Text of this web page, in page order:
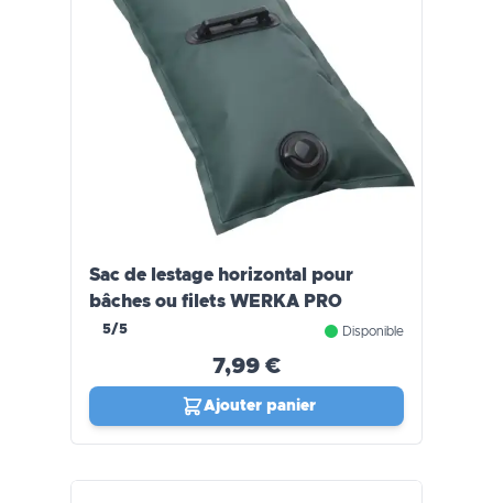
Sac de lestage horizontal pour
bâches ou filets WERKA PRO
5/5 Disponible
7,99 €
Ajouter panier